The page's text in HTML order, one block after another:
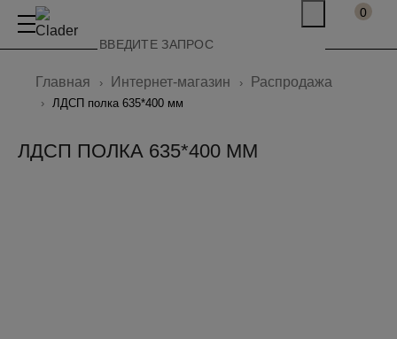
0
Главная Интернет-магазин Распродажа
ЛДСП полка 635*400 мм
ЛДСП ПОЛКА 635*400 ММ